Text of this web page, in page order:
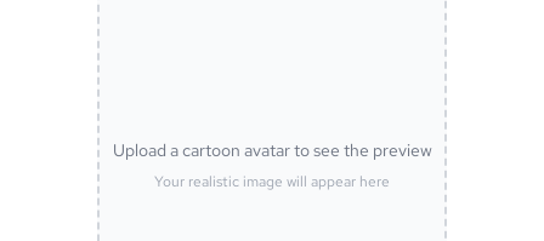
Upload a cartoon avatar to see the preview
Your realistic image will appear here